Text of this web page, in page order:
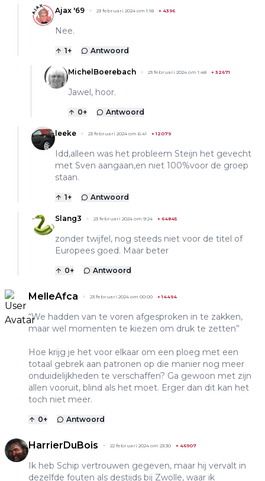
Ajax '69 23 februari 2024 om 1:18 + 4396
Nee.
1+ Antwoord
MichelBoerebach 23 februari 2024 om 1:48 + 32671
Jawel, hoor.
0+ Antwoord
leeke 23 februari 2024 om 6:41 +12079
Idd,alleen was het probleem Steijn het gevecht
met Sven aangaan,en niet 100%voor de groep
staan.
1+ Antwoord
Slang3 23 februari 2024 om 9:24 + 64845
zonder twijfel, nog steeds niet voor de titel of
Europees goed. Maar beter
0+ Antwoord
MelleAfca 23 februari 2024 om 00:00 +14494
“We hadden van te voren afgesproken in te zakken,
maar wel momenten te kiezen om druk te zetten”
Hoe krijg je het voor elkaar om een ploeg met een
totaal gebrek aan patronen op die manier nog meer
onduidelijkheden te verschaffen? Ga gewoon met zijn
allen vooruit, blind als het moet. Erger dan dit kan het
toch niet meer.
0+ Antwoord
HarrierDuBois 22 februari 2024 om 23:30 + 46907
Ik heb Schip vertrouwen gegeven, maar hij vervalt in
dezelfde fouten als destijds bij Zwolle, waar ik